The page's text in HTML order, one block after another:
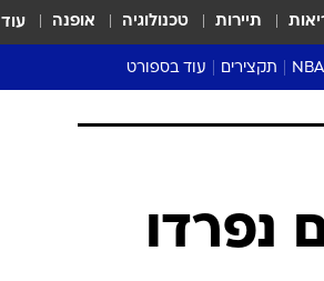
תיירות טכנולוגיה אופנה עוד
תקצירים עוד בספורט
נפרדו